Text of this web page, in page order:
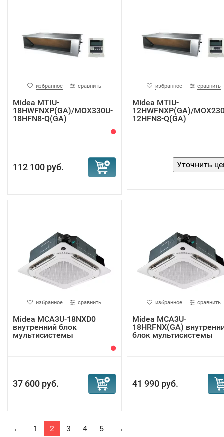
избранное сравнить
Midea MTIU-
18HWFNXP(GA)/MOX330U-
18HFN8-Q(GA)
кондиционер ...
112 100 руб.
избранное сравнить
Midea MTIU-
12HWFNXP(GA)/
12HFN8-Q(GA)
кондиционер к...
избранное сравнить
Midea MCA3U-18NXD0
внутренний блок
мультисистемы
37 600 руб.
избранное сравнить
Midea MCA3U-
18HRFNX(GA)
блок мультисистемы
41 990 руб.
← 1 2 3 4 5 →